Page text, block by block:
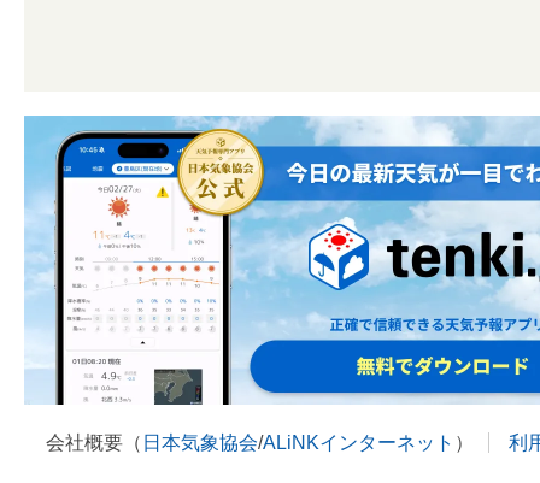
会社概要（ 日本気象協会/ALiNKインターネット ） 利